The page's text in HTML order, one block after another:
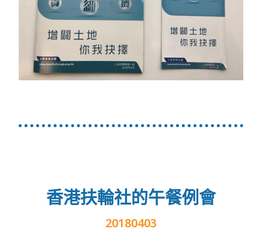
香港扶輪社的午餐例會
20180403